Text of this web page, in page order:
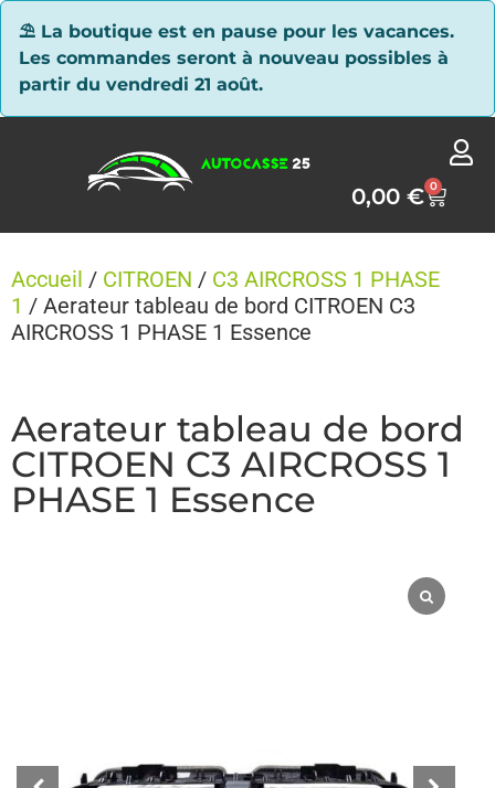
⛱ La boutique est en pause pour les vacances.
Les commandes seront à nouveau possibles à
partir du vendredi 21 août.
0,00€ 0
Accueil / CITROEN / C3 AIRCROSS 1 PHASE
1 / Aerateur tableau de bord CITROEN C3
AIRCROSS 1 PHASE 1 Essence
Aerateur tableau de bord
CITROEN C3 AIRCROSS 1
PHASE 1 Essence
Panneau de gestion des cookies